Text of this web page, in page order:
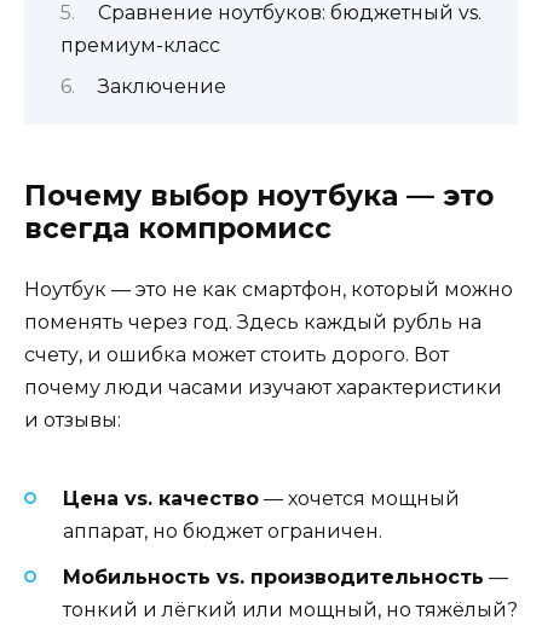
Сравнение ноутбуков: бюджетный vs.
премиум-класс
Заключение
Почему выбор ноутбука — это
всегда компромисс
Ноутбук — это не как смартфон, который можно
поменять через год. Здесь каждый рубль на
счету, и ошибка может стоить дорого. Вот
почему люди часами изучают характеристики
и отзывы:
Цена vs. качество — хочется мощный
аппарат, но бюджет ограничен.
Мобильность vs. производительность —
тонкий и лёгкий или мощный, но тяжёлый?